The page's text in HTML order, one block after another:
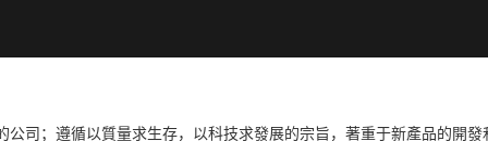
司；遵循以質量求生存，以科技求發展的宗旨，著重于新產品的開